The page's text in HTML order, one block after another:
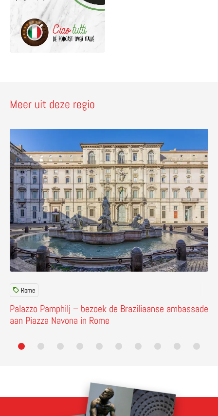
Meer uit deze regio
Palazzo Pamphilj – bezoek de Braziliaanse ambassade
aan Piazza Navona in Rome
Rome
Lees meer over Palazzo Pamphilj – bezoek de